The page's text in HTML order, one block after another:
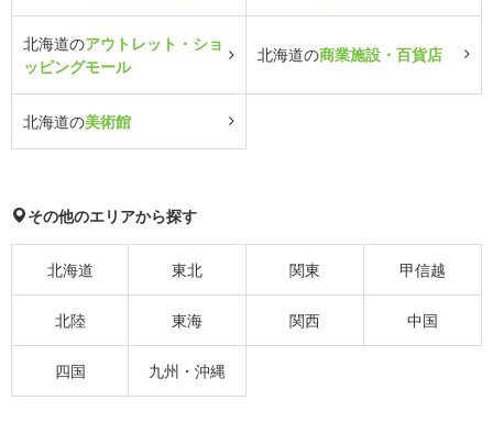
北海道のアウトレット・ショ
ッピングモール
北海道の商業施設・百貨店
北海道の美術館
その他のエリアから探す
北海道 東北 関東 甲信越
北陸 東海 関西 中国
四国 九州・沖縄